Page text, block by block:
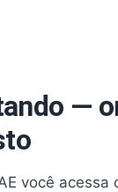
—
você acessa